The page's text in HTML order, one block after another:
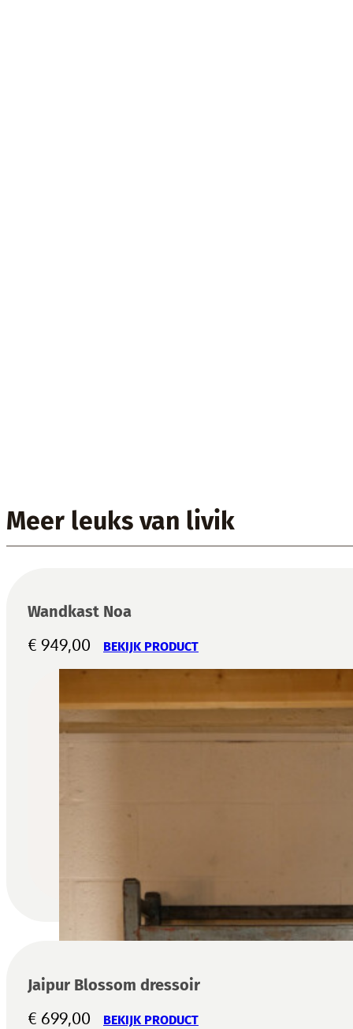
Meer leuks van livik
Wandkast Noa
€ 949,00 BEKIJK PRODUCT
Jaipur Blossom dressoir
€ 699,00 BEKIJK PRODUCT